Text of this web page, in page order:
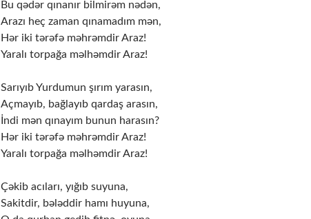
Bu qədər qınanır bilmirəm nədən,
Arazı heç zaman qınamadım mən,
Hər iki tərəfə məhrəmdir Araz!
Yaralı torpağa məlhəmdir Araz!
Sarıyıb Yurdumun şırım yarasın,
Açmayıb, bağlayıb qardaş arasın,
İndi mən qınayım bunun harasın?
Hər iki tərəfə məhrəmdir Araz!
Yaralı torpağa məlhəmdir Araz!
Çəkib acıları, yığıb suyuna,
Sakitdir, bələddir hamı huyuna,